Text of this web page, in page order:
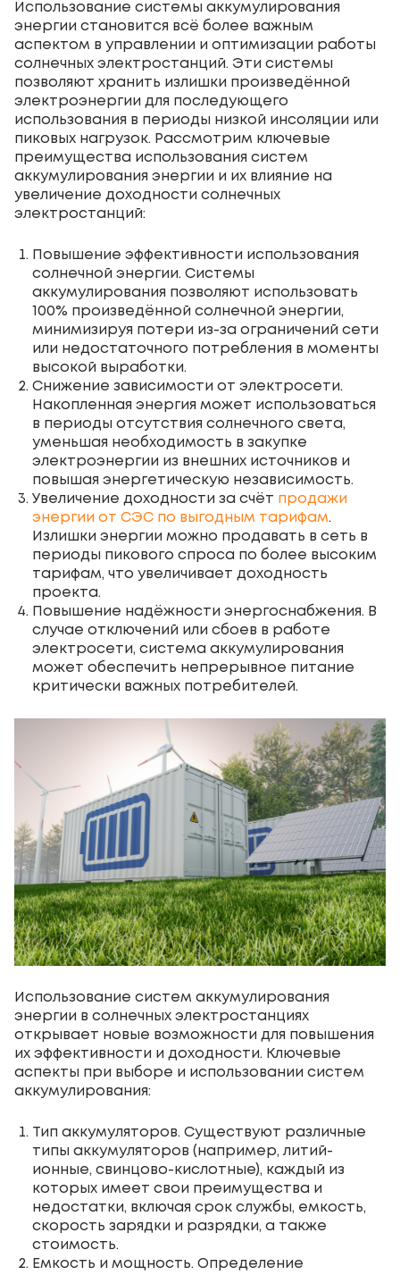
Использование системы аккумулирования
энергии становится всё более важным
аспектом в управлении и оптимизации работы
солнечных электростанций. Эти системы
позволяют хранить излишки произведённой
электроэнергии для последующего
использования в периоды низкой инсоляции или
пиковых нагрузок. Рассмотрим ключевые
преимущества использования систем
аккумулирования энергии и их влияние на
увеличение доходности солнечных
электростанций:
Повышение эффективности использования
солнечной энергии. Системы
аккумулирования позволяют использовать
100% произведённой солнечной энергии,
минимизируя потери из-за ограничений сети
или недостаточного потребления в моменты
высокой выработки.
Снижение зависимости от электросети.
Накопленная энергия может использоваться
в периоды отсутствия солнечного света,
уменьшая необходимость в закупке
электроэнергии из внешних источников и
повышая энергетическую независимость.
Увеличение доходности за счёт продажи
энергии от СЭС по выгодным тарифам.
Излишки энергии можно продавать в сеть в
периоды пикового спроса по более высоким
тарифам, что увеличивает доходность
проекта.
Повышение надёжности энергоснабжения. В
случае отключений или сбоев в работе
электросети, система аккумулирования
может обеспечить непрерывное питание
критически важных потребителей.
Использование систем аккумулирования
энергии в солнечных электростанциях
открывает новые возможности для повышения
их эффективности и доходности. Ключевые
аспекты при выборе и использовании систем
аккумулирования:
Тип аккумуляторов. Существуют различные
типы аккумуляторов (например, литий-
ионные, свинцово-кислотные), каждый из
которых имеет свои преимущества и
недостатки, включая срок службы, емкость,
скорость зарядки и разрядки, а также
стоимость.
Емкость и мощность. Определение